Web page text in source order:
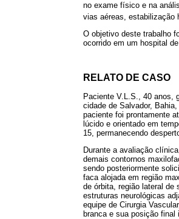
no exame físico e na
vias aéreas, estabilização
O objetivo deste trabalho
ocorrido em um hospital
RELATO DE CASO
Paciente V.L.S., 40 anos,
cidade de Salvador,
paciente foi prontamente
lúcido e orientado em
15, permanecendo
Durante a avaliação
demais contornos
sendo posteriormente
faca alojada em região
de órbita, região lateral de
estruturas neurológicas
equipe de Cirurgia
branca e sua posição final